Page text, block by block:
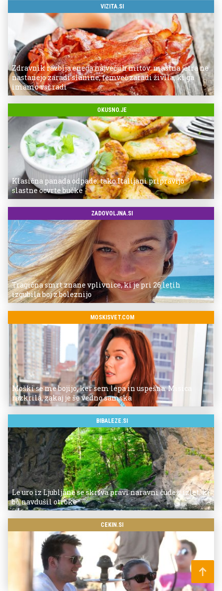
VIZITA.SI
Zdravnik razbija enega največjih mitov: mastna jetra ne
nastanejo zaradi slanine, temveč zaradi živila, ki ga
imamo vsi radi
OKUSNO.JE
Klasična panada odpade: tako Italijani pripravijo
slastne ocvrte bučke
ZADOVOLJNA.SI
Tragična smrt znane vplivnice, ki je pri 26 letih
izgubila boj z boleznijo
MOSKISVET.COM
Moški se me bojijo, ker sem lepa in uspešna: Misica
razkrila, zakaj je še vedno samska
BIBALEZE.SI
Le uro iz Ljubljane se skriva pravi naravni čudež: izlet, ki
bo navdušil otroke
CEKIN.SI